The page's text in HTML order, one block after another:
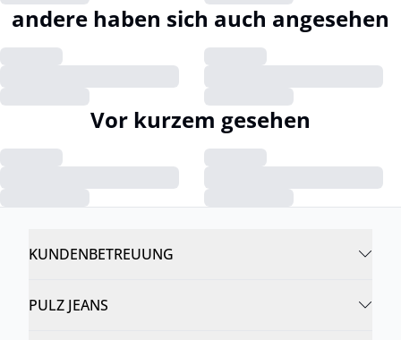
andere haben sich auch angesehen
Vor kurzem gesehen
KUNDENBETREUUNG
PULZ JEANS